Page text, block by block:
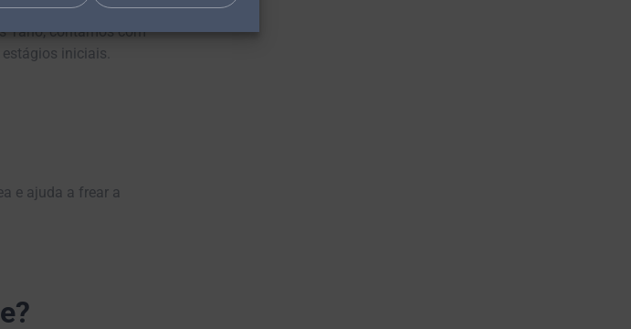
como atopografia
Yano, contamos com
iniciais.
e ajuda a frear a